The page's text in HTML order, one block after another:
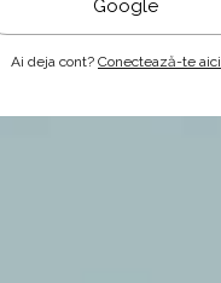
Google
Ai deja cont? Conectează-te aici